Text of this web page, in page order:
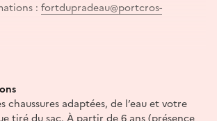
: fortdupradeau@portcros-
chaussures adaptées, de l’eau et votre